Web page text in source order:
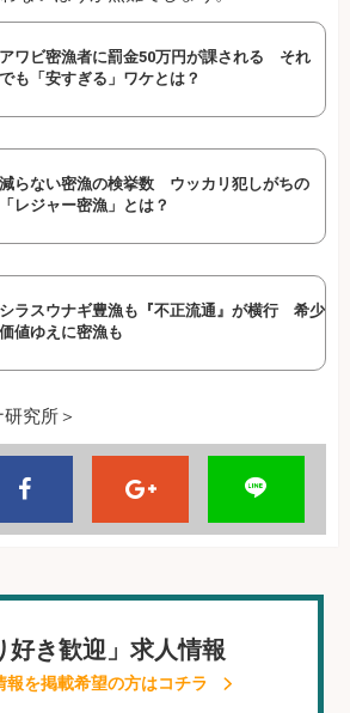
アワビ密漁者に罰金50万円が課される それ
でも「安すぎる」ワケとは？
減らない密漁の検挙数 ウッカリ犯しがちの
「レジャー密漁」とは？
シラスウナギ豊漁も『不正流通』が横行 希少
価値ゆえに密漁も
究所＞
好き歓迎」求人情報
報を掲載希望の方はコチラ